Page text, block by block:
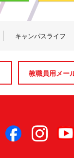
キャンパスライフ
教職員用メー